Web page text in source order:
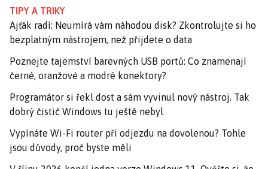
TIPY A TRIKY
Ajťák radí: Neumírá vám náhodou disk? Zkontrolujte si ho
bezplatným nástrojem, než přijdete o data
Poznejte tajemství barevných USB portů: Co znamenají
černé, oranžové a modré konektory?
Programátor si řekl dost a sám vyvinul nový nástroj. Tak
dobrý čistič Windows tu ještě nebyl
Vypínáte Wi-Fi router při odjezdu na dovolenou? Tohle
jsou důvody, proč byste měli